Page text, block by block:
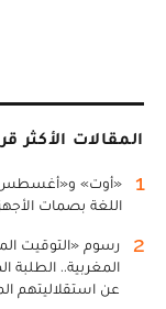
المقالات الأكثر
1
«أوت» و«أغسطس»
اللغة بصمات
2
رسوم «التوقيت
المغربية..
عن استقلاليتهم